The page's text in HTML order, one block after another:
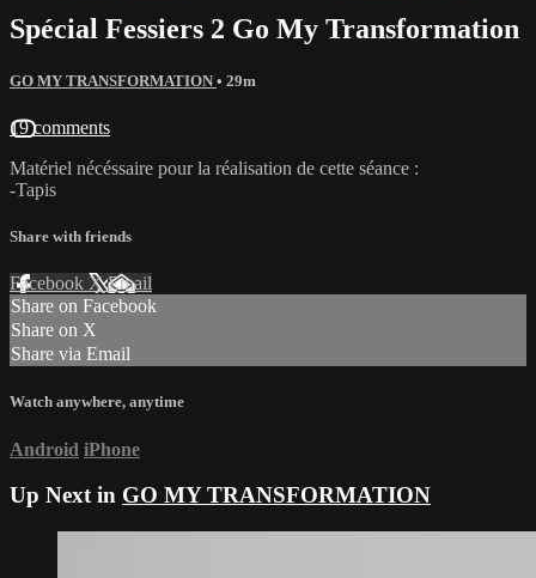
Spécial Fessiers 2 Go My Transformation
GO MY TRANSFORMATION • 29m
19 comments
Matériel nécéssaire pour la réalisation de cette séance :
-Tapis
Share with friends
Facebook XEmail
Share on Facebook
Share on X
Share via Email
Watch anywhere, anytime
Android iPhone
Up Next in GO MY TRANSFORMATION